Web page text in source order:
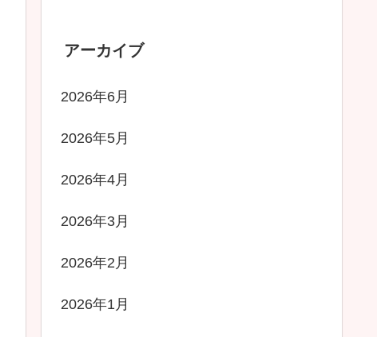
アーカイブ
2026年6月
2026年5月
2026年4月
2026年3月
2026年2月
2026年1月